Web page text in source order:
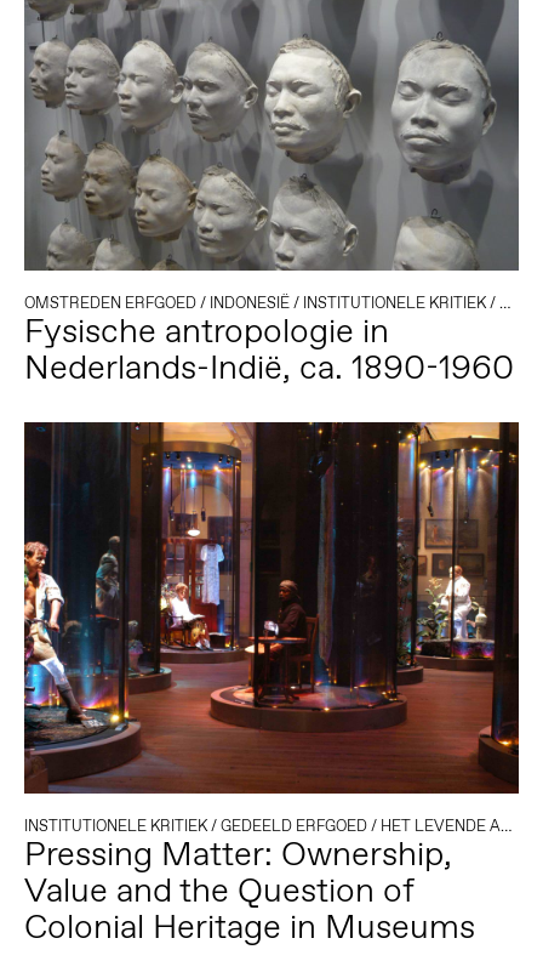
OMSTREDEN ERFGOED/ INDONESIË/ INSTITUTIONELE KRITIEK/
Fysische antropologie in
Nederlands-Indië, ca. 1890-1960
INSTITUTIONELE KRITIEK/GEDEELD ERFGOED/ HET LEVENDE ARCHIEF
Pressing Matter: Ownership,
Value and the Question of
Colonial Heritage in Museums